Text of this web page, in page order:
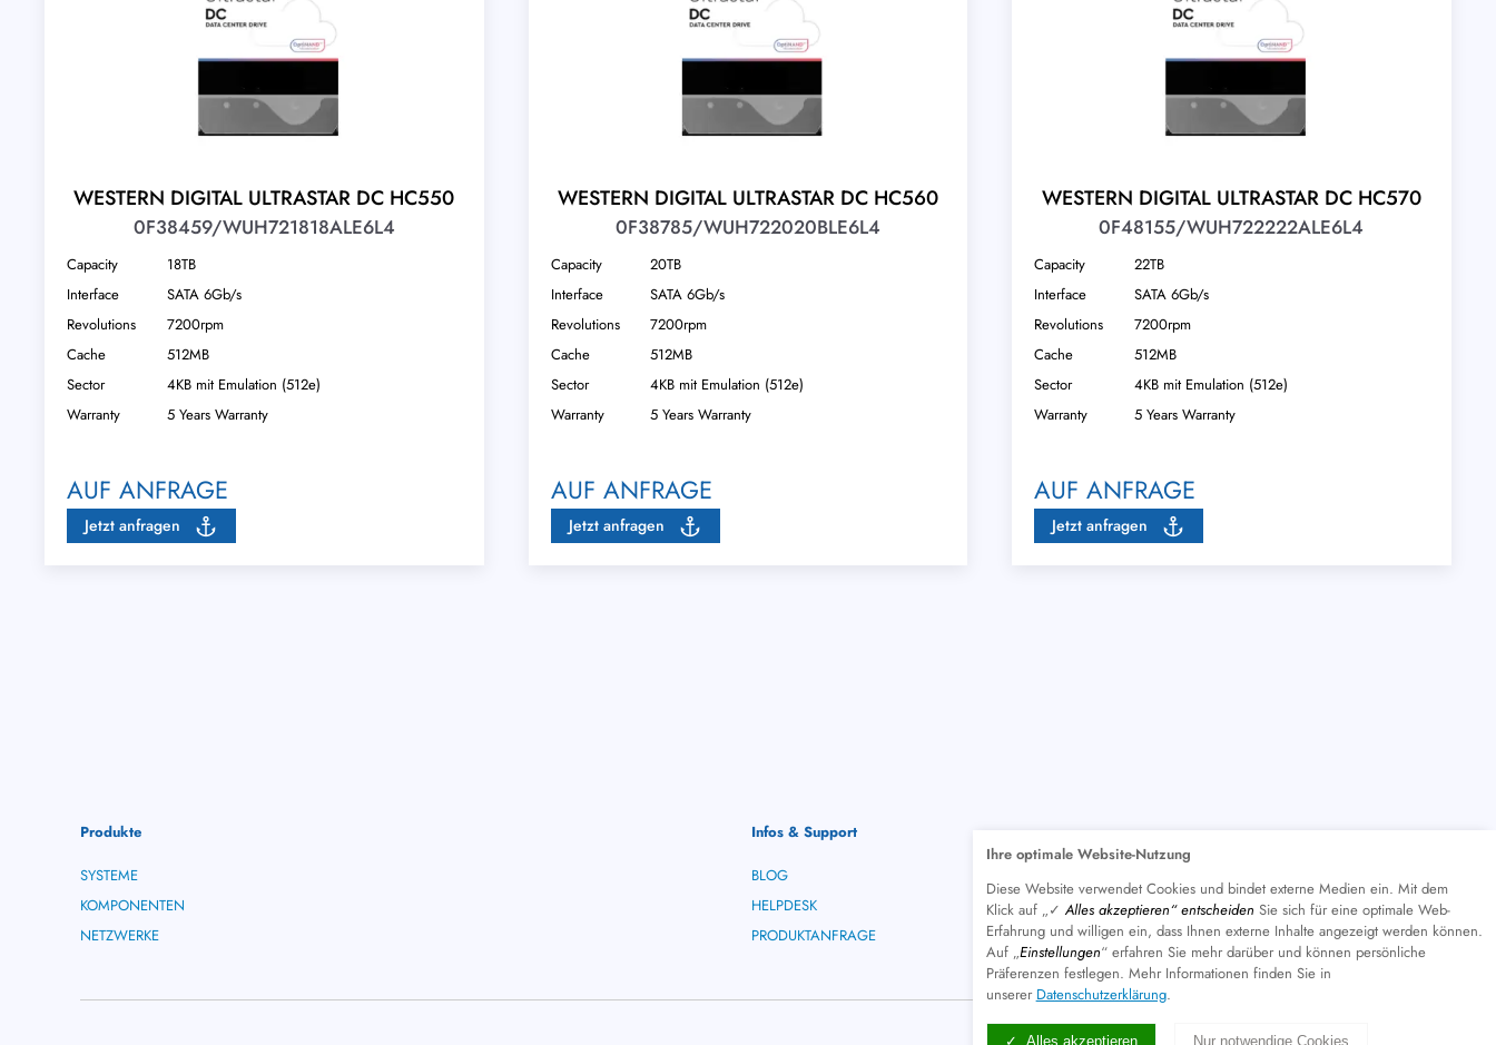
WESTERN DIGITAL ULTRASTAR DC HC550
0F38459/WUH721818ALE6L4
Capacity
18TB
Interface
SATA 6Gb/s
Revolutions
7200rpm
Cache
512MB
Sector
4KB mit Emulation (512e)
Warranty
5 Years Warranty
AUF ANFRAGE
Jetzt anfragen
WESTERN DIGITAL ULTRASTAR DC HC560
0F38785/WUH722020BLE6L4
Capacity
20TB
Interface
SATA 6Gb/s
Revolutions
7200rpm
Cache
512MB
Sector
4KB mit Emulation (512e)
Warranty
5 Years Warranty
AUF ANFRAGE
Jetzt anfragen
WESTERN DIGITAL ULTRASTAR DC HC570
0F48155/WUH722222ALE6L4
Capacity
22TB
Interface
SATA 6Gb/s
Revolutions
7200rpm
Cache
512MB
Sector
4KB mit Emulation (512e)
Warranty
5 Years Warranty
AUF ANFRAGE
Jetzt anfragen
Produkte
SYSTEME
KOMPONENTEN
NETZWERKE
Infos & Support
BLOG
HELPDESK
PRODUKTANFRAGE
Ihre optimale Website-Nutzung
Diese Website verwendet Cookies und bindet externe Medien ein. Mit dem
Klick auf „✓ Alles akzeptieren“ entscheiden Sie sich für eine optimale Web-
Erfahrung und willigen ein, dass Ihnen externe Inhalte angezeigt werden können.
Auf „Einstellungen“ erfahren Sie mehr darüber und können persönliche
Präferenzen festlegen. Mehr Informationen finden Sie in
unserer Datenschutzerklärung.
Alles akzeptieren Nur notwendige Cookies